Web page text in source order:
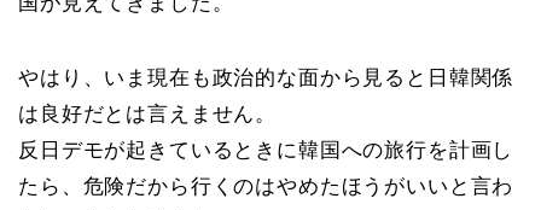
やはり、いま現在も政治的な面から見ると日韓関係
は良好だとは言えません。
反日デモが起きているときに韓国への旅行を計画し
たら、危険だから行くのはやめたほうがいいと言わ